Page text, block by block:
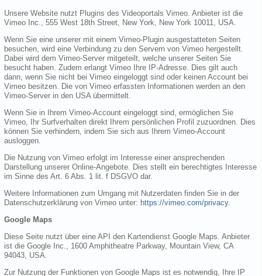
Unsere Website nutzt Plugins des Videoportals Vimeo. Anbieter ist die
Vimeo Inc., 555 West 18th Street, New York, New York 10011, USA.
Wenn Sie eine unserer mit einem Vimeo-Plugin ausgestatteten Seiten
besuchen, wird eine Verbindung zu den Servern von Vimeo hergestellt.
Dabei wird dem Vimeo-Server mitgeteilt, welche unserer Seiten Sie
besucht haben. Zudem erlangt Vimeo Ihre IP-Adresse. Dies gilt auch
dann, wenn Sie nicht bei Vimeo eingeloggt sind oder keinen Account bei
Vimeo besitzen. Die von Vimeo erfassten Informationen werden an den
Vimeo-Server in den USA übermittelt.
Wenn Sie in Ihrem Vimeo-Account eingeloggt sind, ermöglichen Sie
Vimeo, Ihr Surfverhalten direkt Ihrem persönlichen Profil zuzuordnen. Dies
können Sie verhindern, indem Sie sich aus Ihrem Vimeo-Account
ausloggen.
Die Nutzung von Vimeo erfolgt im Interesse einer ansprechenden
Darstellung unserer Online-Angebote. Dies stellt ein berechtigtes Interesse
im Sinne des Art. 6 Abs. 1 lit. f DSGVO dar.
Weitere Informationen zum Umgang mit Nutzerdaten finden Sie in der
Datenschutzerklärung von Vimeo unter: https://vimeo.com/privacy.
Google Maps
Diese Seite nutzt über eine API den Kartendienst Google Maps. Anbieter
ist die Google Inc., 1600 Amphitheatre Parkway, Mountain View, CA
94043, USA.
Zur Nutzung der Funktionen von Google Maps ist es notwendig, Ihre IP